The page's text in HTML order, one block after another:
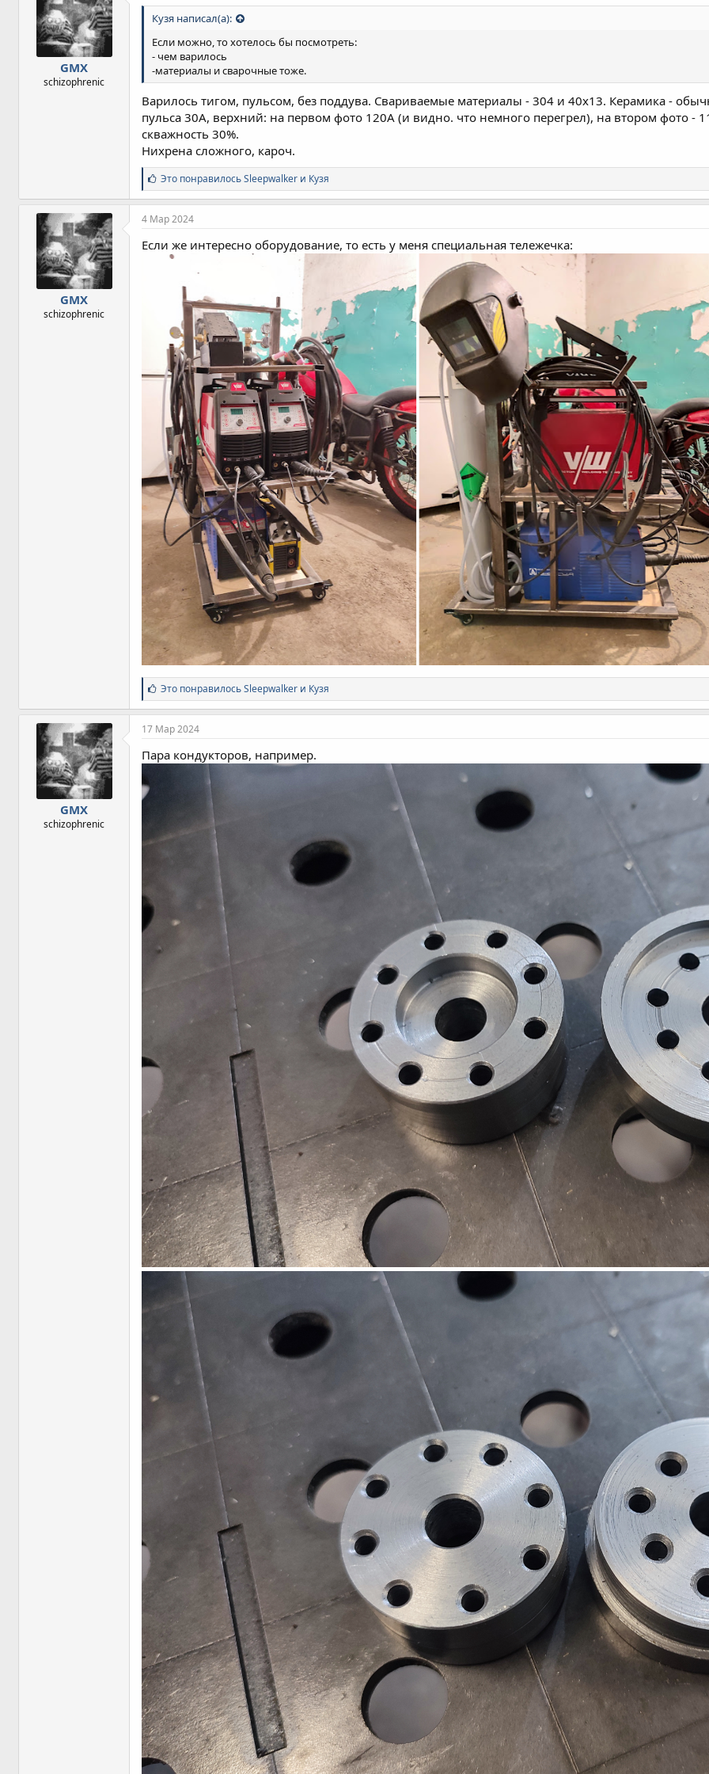
GMX
schizophrenic
Кузя написал(а):
Если можно, то хотелось бы посмотреть:
- чем варилось
-материалы и сварочные тоже.
Варилось тигом, пульсом, без поддува. Свариваемые материалы - 304 и 40х13. Керамика -
пульса 30А, верхний: на первом фото 120А (и видно. что немного перегрел), на втором фото -
скважность 30%.
Нихрена сложного, кароч.
С
и
м
п
а
т
и
Это понравилосьSleepwalker и Кузя
GMX
schizophrenic
4 Мар 2024
Если же интересно оборудование, то есть у меня специальная тележечка:
С
и
м
п
т
и
Это понравилосьSleepwalker и Кузя
GMX
schizophrenic
17 Мар 2024
Пара кондукторов, например.